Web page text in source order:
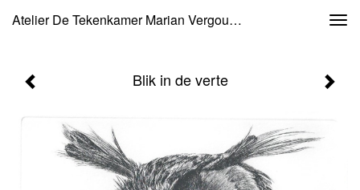
Atelier De Tekenkamer Marian Vergouwen - Blik In De Verte
Blik in de verte